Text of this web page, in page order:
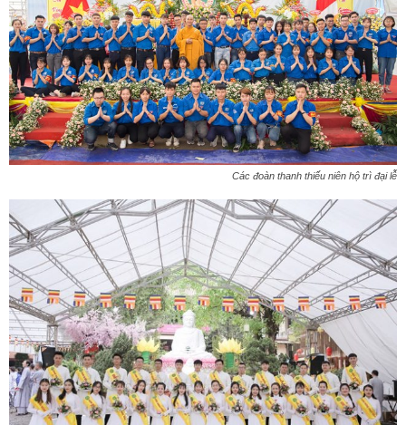
Các đoàn thanh thiếu niên hộ trì đại lễ